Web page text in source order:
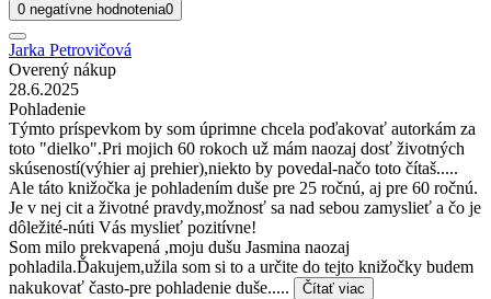
0 negatívne hodnotenia0
Jarka Petrovičová
Overený nákup
28.6.2025
Pohladenie
Týmto príspevkom by som úprimne chcela poďakovať autorkám za
toto "dielko".Pri mojich 60 rokoch už mám naozaj dosť životných
skúseností(výhier aj prehier),niekto by povedal-načo toto čítaš.....
Ale táto knižočka je pohladením duše pre 25 ročnú, aj pre 60 ročnú.
Je v nej cit a životné pravdy,možnosť sa nad sebou zamyslieť a čo je
dôležité-núti Vás myslieť pozitívne!
Som milo prekvapená ,moju dušu Jasmina naozaj
pohladila.Ďakujem,užila som si to a určite do tejto knižočky budem
nakukovať často-pre pohladenie duše.....
Čítať viac